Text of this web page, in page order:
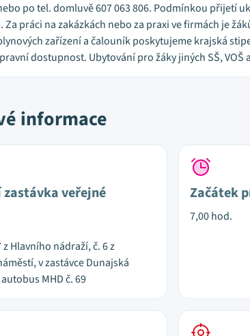
po tel. domluvě 607 063 806. Podmínkou přijetí
Za práci na zakázkách nebo za praxi ve firmách je
zařízení a čalouník poskytujeme krajská
dostupnost. Ubytování pro žáky jiných SŠ,
informace
veřejné
Hlavního nádraží, č. 6 z
v zastávce Dunajská
MHD č. 69
Začátek
7,00 hod.